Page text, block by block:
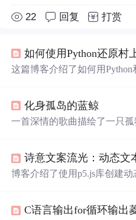
22 回复 打赏
这篇博客介绍了如何用
ython的print()函数和循环，创
了一只蓝鲸的内心世界，以此
化身孤岛的蓝鲸
一首深情的歌曲描绘了一只
的渴望。
诗意文案流光：动态文
博客介绍了使用p5.js库创建
字符类、文本流类，以及初